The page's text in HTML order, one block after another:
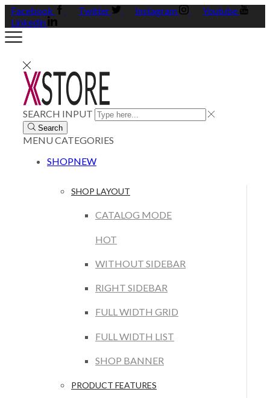
Facebook Twitter Instagram
Youtube
Linkedin
SEARCH INPUT
Search
MENUCATEGORIES
SHOPNEW
SHOP LAYOUT
CATALOG MODE
HOT
WITHOUT SIDEBAR
RIGHT SIDEBAR
FULL WIDTH GRID
FULL WIDTH LIST
SHOP BANNER
PRODUCT FEATURES